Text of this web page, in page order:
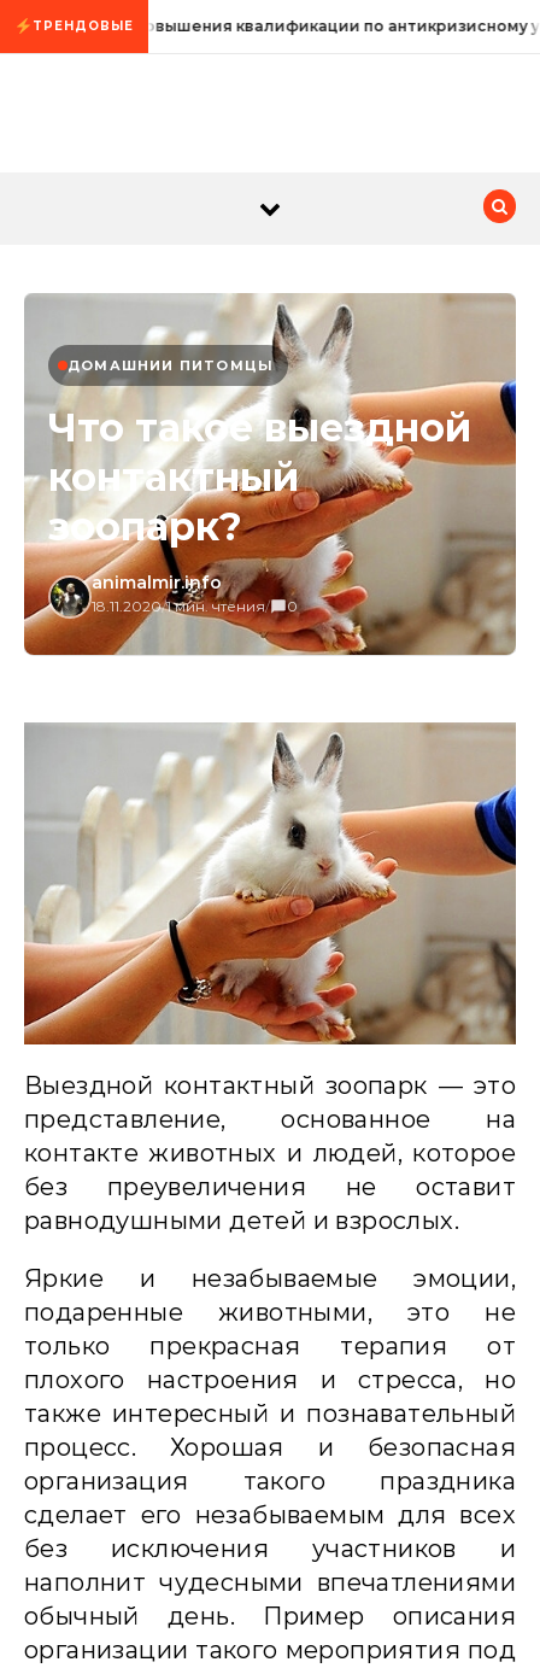
Промотать к содержимому
ТРЕНДОВЫЕ
Курсы повышения квалификации по антикризисному
ДОМАШНИИ ПИТОМЦЫ
Что такое выездной
контактный
зоопарк?
animalmir.info
18.11.2020/1 мин. чтения/ 0
Выездной контактный зоопарк — это
представление, основанное на
контакте животных и людей, которое
без преувеличения не оставит
равнодушными детей и взрослых.
Яркие и незабываемые эмоции,
подаренные животными, это не
только прекрасная терапия от
плохого настроения и стресса, но
также интересный и познавательный
процесс. Хорошая и безопасная
организация такого праздника
сделает его незабываемым для всех
без исключения участников и
наполнит чудесными впечатлениями
обычный день. Пример описания
организации такого мероприятия под